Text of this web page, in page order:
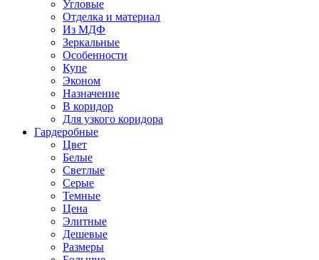
Угловые
Отделка и материал
Из МДФ
Зеркальные
Особенности
Купе
Эконом
Назначение
В коридор
Для узкого коридора
Гардеробные
Цвет
Белые
Светлые
Серые
Темные
Цена
Элитные
Дешевые
Размеры